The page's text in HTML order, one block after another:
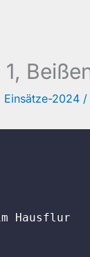
Einsätze-2024/
Hausflur